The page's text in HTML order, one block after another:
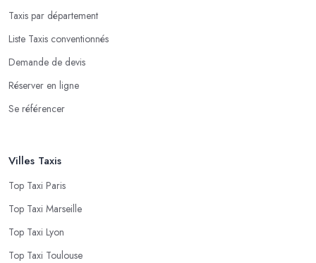
Taxis par département
Liste Taxis conventionnés
Demande de devis
Réserver en ligne
Se référencer
Villes Taxis
Top Taxi Paris
Top Taxi Marseille
Top Taxi Lyon
Top Taxi Toulouse